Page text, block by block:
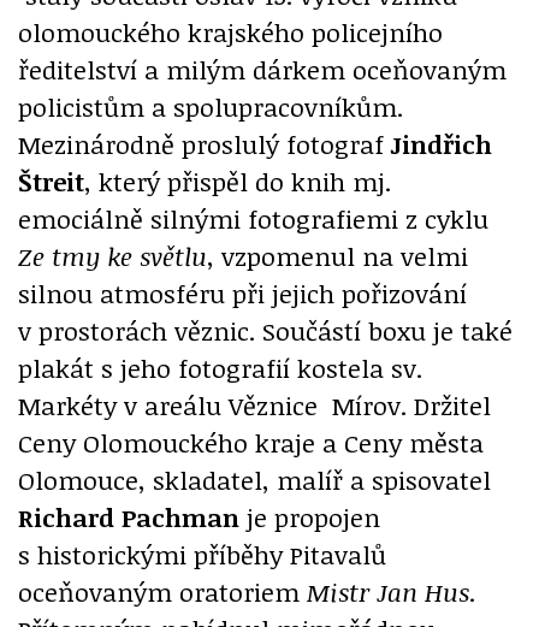
olomouckého krajského policejního
ředitelství a milým dárkem oceňovaným
policistům a spolupracovníkům.
Mezinárodně proslulý fotografJindřich
Štreit, který přispěl do knih mj.
emociálně silnými fotografiemi z cyklu
Ze tmy ke světlu, vzpomenul na velmi
silnou atmosféru při jejich pořizování
v prostorách věznic. Součástí boxu je také
plakát s jeho fotografií kostela sv.
Markéty v areálu Věznice Mírov. Držitel
Ceny Olomouckého kraje a Ceny města
Olomouce, skladatel, malíř a spisovatel
Richard Pachman je propojen
s historickými příběhy Pitavalů
oceňovaným oratoriem Mistr Jan Hus.